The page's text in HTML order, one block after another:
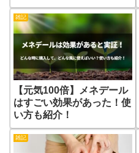
雑記
【元気100倍】メネデール
はすごい効果があった！使
い方も紹介！
雑記